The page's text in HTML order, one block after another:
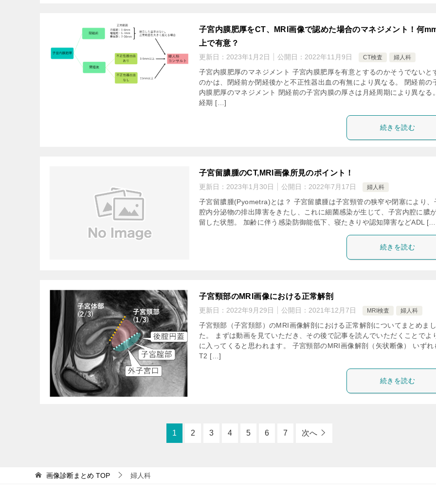
子宮内膜肥厚をCT、MRI画像で認めた場合のマネジメント！何
上で有意？
更新日： 2023年1月2日 公開日： 2022年11月9日 CT検査 婦人科
子宮内膜肥厚のマネジメント 子宮内膜肥厚を有意とするのかそうでないと
のかは、閉経前か閉経後かと不正性器出血の有無により異なる。 閉経前の
内膜肥厚のマネジメント 閉経前の子宮内膜の厚さは月経周期により異なる
経期 […]
続きを読む
子宮留膿腫のCT,MRI画像所見のポイント！
更新日： 2023年1月30日 公開日： 2022年7月17日 婦人科
子宮留膿腫(Pyometra)とは？ 子宮留膿腫は子宮頸管の狭窄や閉塞により、
腔内分泌物の排出障害をきたし、これに細菌感染が生じて、子宮内腔に膿
留した状態。 加齢に伴う感染防御能低下、寝たきりや認知障害などADL
続きを読む
子宮頸部のMRI画像における正常解剖
更新日： 2022年9月29日 公開日： 2021年12月7日 MRI検査 婦人科
子宮頸部（子宮頚部）のMRI画像解剖における正常解剖についてまとめまし
た。 まずは動画を見ていただき、その後で記事を読んでいただくことでよ
に入ってくると思われます。 子宮頸部のMRI画像解剖（矢状断像） いずれ
T2 […]
続きを読む
1 2 3 4 5 6 7 次へ
画像診断まとめ TOP 婦人科